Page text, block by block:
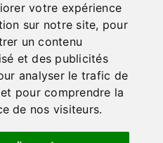
votre expérience
sur notre site, pour
un contenu
et des publicités
analyser le trafic de
pour comprendre la
de nos visiteurs.
de ventes
|
| Cookies